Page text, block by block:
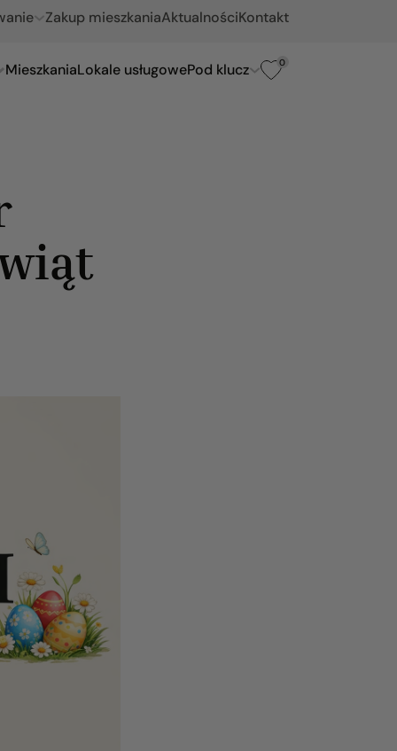
Zakup mieszkaniaAktualnościKontakt
MieszkaniaLokale usługowePod klucz 0